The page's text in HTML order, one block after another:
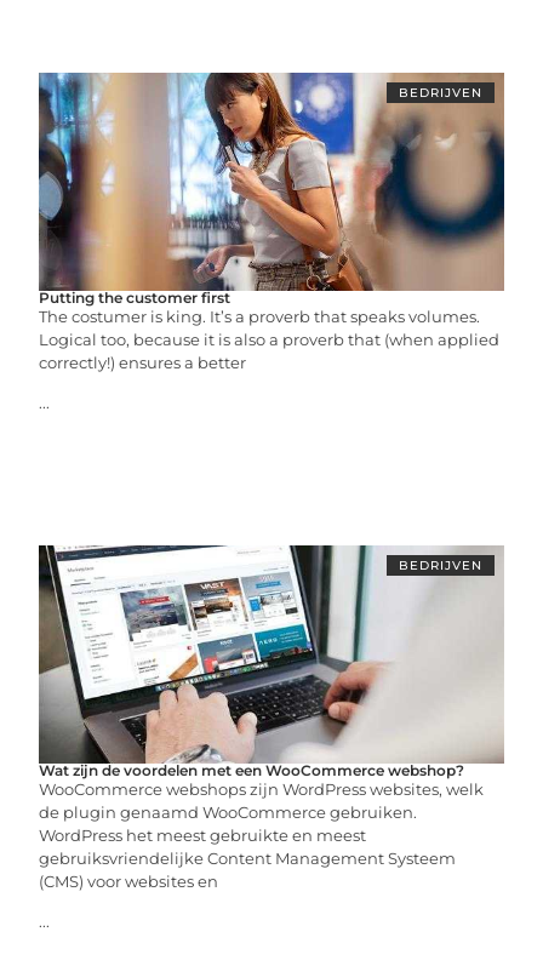
BEDRIJVEN
Putting the customer first
The costumer is king. It’s a proverb that speaks volumes.
Logical too, because it is also a proverb that (when applied
correctly!) ensures a better
...
BEDRIJVEN
Wat zijn de voordelen met een WooCommerce webshop?
WooCommerce webshops zijn WordPress websites, welk
de plugin genaamd WooCommerce gebruiken.
WordPress het meest gebruikte en meest
gebruiksvriendelijke Content Management Systeem
(CMS) voor websites en
...